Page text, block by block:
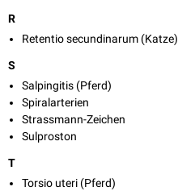
R
Retentio secundinarum (Katze)
S
Salpingitis (Pferd)
Spiralarterien
Strassmann-Zeichen
Sulproston
T
Torsio uteri (Pferd)